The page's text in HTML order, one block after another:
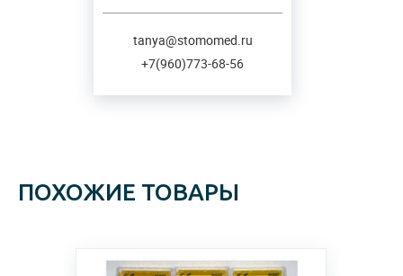
tanya@stomomed.ru
+7(960)773-68-56
ПОХОЖИЕ ТОВАРЫ